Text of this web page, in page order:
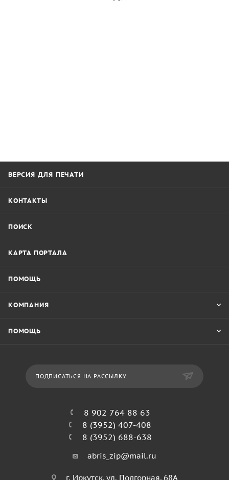
ВЕРСИЯ ДЛЯ ПЕЧАТИ
КОНТАКТЫ
ПОИСК
КАРТА ПОРТАЛА
ПОМОЩЬ
КОМПАНИЯ
ПОМОЩЬ
ПОДПИСАТЬСЯ НА РАССЫЛКУ
8 902 764 88 63
8 (3952) 407-408
8 (3952) 688-638
abris_zip@mail.ru
г. Иркутск, ул. Подгорная, 68А